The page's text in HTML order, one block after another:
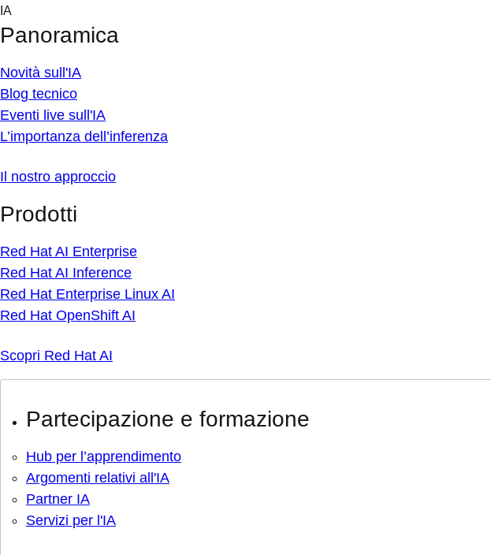
Skip
content
IA
Panoramica
Novità sull'IA
Blog tecnico
Eventi live sull'IA
L’importanza dell’inferenza
Il nostro approccio
Prodotti
Red Hat AI Enterprise
Red Hat AI Inference
Red Hat Enterprise Linux AI
Red Hat OpenShift AI
Scopri Red Hat AI
Partecipazione e formazione
Hub per l’apprendimento
Argomenti relativi all'IA
Partner IA
Servizi per l'IA